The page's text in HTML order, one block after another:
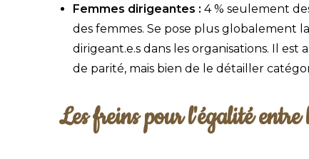
Femmes dirigeantes : 4 % seulement
des femmes. Se pose plus globalement
dirigeant.e.s dans les organisations. Il
de parité, mais bien de le détailler
Les freins pour l'égalité entre